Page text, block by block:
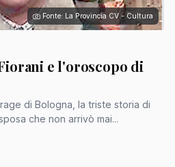
Fonte: La Provincia CV - Cultura
e l'oroscopo di
di Bologna, la triste storia di
che non arrivò mai...